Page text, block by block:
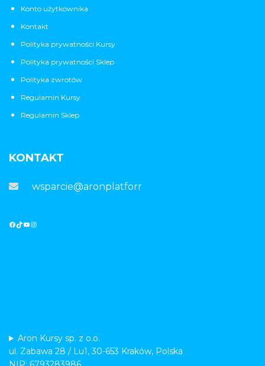
Konto użytkownika
Kontakt
Polityka prywatności Kursy
Polityka prywatności Sklep
Polityka zwrotów
Regulamin Kursy
Regulamin Sklep
KONTAKT
wsparcie@aronplatforma.pl
Aron Kursy sp. z o.o.
ul. Zabawa 28 / Lu1, 30-653 Kraków, Polska